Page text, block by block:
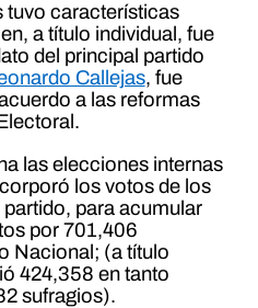
tuvo características
a título individual, fue
del principal partido
Callejas, fue
a las reformas
las elecciones internas
los votos de los
para acumular
por 701,406
Nacional; (a título
424,358 en tanto
sufragios).